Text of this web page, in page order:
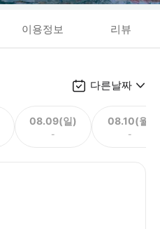
이용정보 리뷰
다른날짜
08.09(일)
-
08.10(월)
-